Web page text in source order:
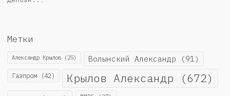
Метки
Александр Крылов (25) Волынский Александр (91)
Газпром (42) Крылов Александр (672)